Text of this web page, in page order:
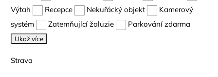
Výtah
Recepce Nekuřácký objekt
Kamerový
systém
Zatemňující žaluzie Parkování zdarma
Ukaž více
Strava